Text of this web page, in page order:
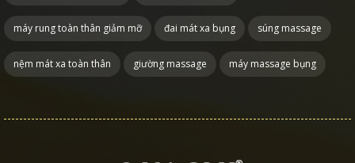
máy rung toàn thân giảm mỡ đai mát xa bụng súng massage
nệm mát xa toàn thân giường massage máy massage bụng